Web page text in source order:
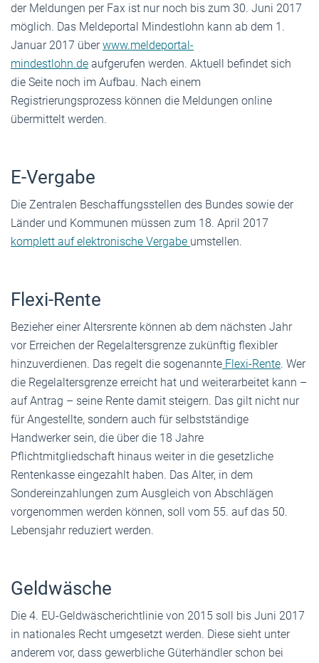
der Meldungen per Fax ist nur noch bis zum 30. Juni 2017
möglich. Das Meldeportal Mindestlohn kann ab dem 1.
Januar 2017 überwww.meldeportal-
mindestlohn.de aufgerufen werden. Aktuell befindet sich
die Seite noch im Aufbau. Nach einem
Registrierungsprozess können die Meldungen online
übermittelt werden.
E-Vergabe
Die Zentralen Beschaffungsstellen des Bundes sowie der
Länder und Kommunen müssen zum 18. April 2017
komplett auf elektronische Vergabe umstellen.
Flexi-Rente
Bezieher einer Altersrente können ab dem nächsten Jahr
vor Erreichen der Regelaltersgrenze zukünftig flexibler
hinzuverdienen. Das regelt die sogenannte Flexi-Rente. Wer
die Regelaltersgrenze erreicht hat und weiterarbeitet kann –
auf Antrag – seine Rente damit steigern. Das gilt nicht nur
für Angestellte, sondern auch für selbstständige
Handwerker sein, die über die 18 Jahre
Pflichtmitgliedschaft hinaus weiter in die gesetzliche
Rentenkasse eingezahlt haben. Das Alter, in dem
Sondereinzahlungen zum Ausgleich von Abschlägen
vorgenommen werden können, soll vom 55. auf das 50.
Lebensjahr reduziert werden.
Geldwäsche
Die 4. EU-Geldwäscherichtlinie von 2015 soll bis Juni 2017
in nationales Recht umgesetzt werden. Diese sieht unter
anderem vor, dass gewerbliche Güterhändler schon bei